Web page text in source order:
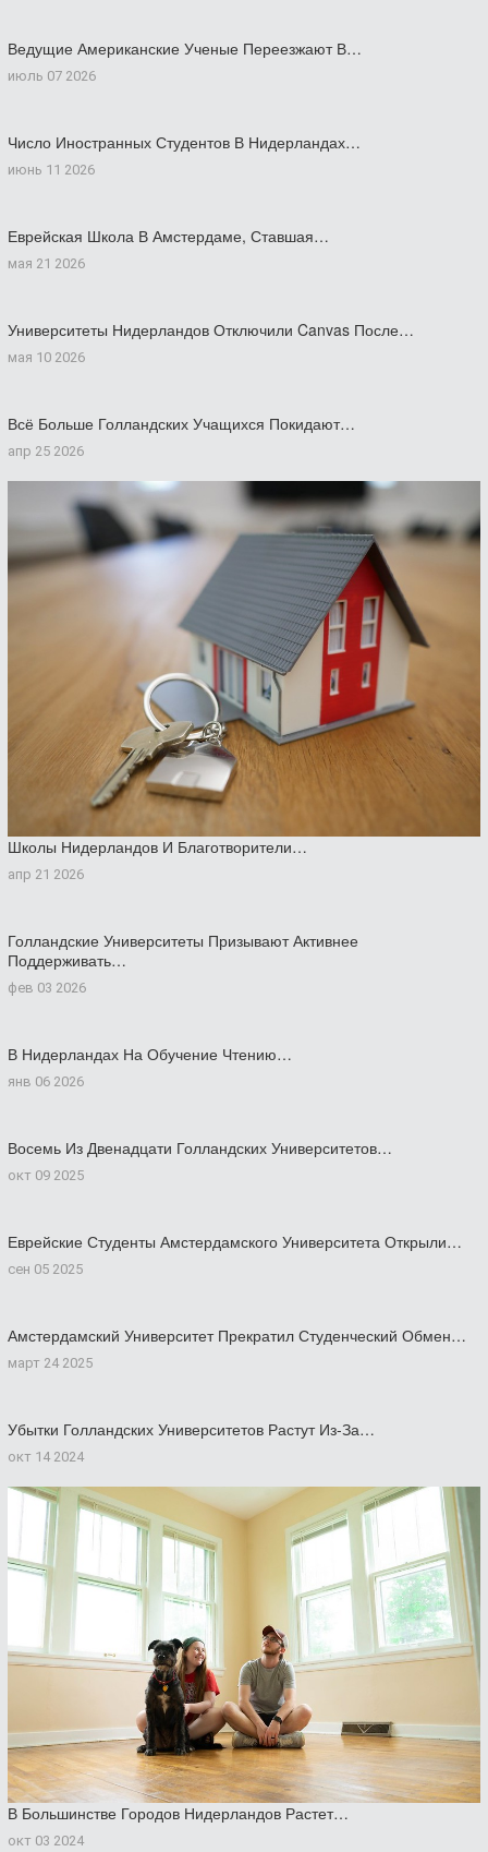
Ведущие Американские Ученые Переезжают В…
июль 07 2026
Число Иностранных Студентов В Нидерландах…
июнь 11 2026
Еврейская Школа В Амстердаме, Ставшая…
мая 21 2026
Университеты Нидерландов Отключили Canvas После…
мая 10 2026
Всё Больше Голландских Учащихся Покидают…
апр 25 2026
Школы Нидерландов И Благотворители…
апр 21 2026
Голландские Университеты Призывают Активнее
Поддерживать…
фев 03 2026
В Нидерландах На Обучение Чтению…
янв 06 2026
Восемь Из Двенадцати Голландских Университетов…
окт 09 2025
Еврейские Студенты Амстердамского Университета Открыли…
сен 05 2025
Амстердамский Университет Прекратил Студенческий Обмен…
март 24 2025
Убытки Голландских Университетов Растут Из-За…
окт 14 2024
В Большинстве Городов Нидерландов Растет…
окт 03 2024